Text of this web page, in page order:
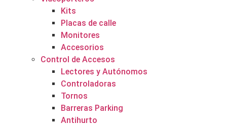
Kits
Placas de calle
Monitores
Accesorios
Control de Accesos
Lectores y Autónomos
Controladoras
Tornos
Barreras Parking
Antihurto